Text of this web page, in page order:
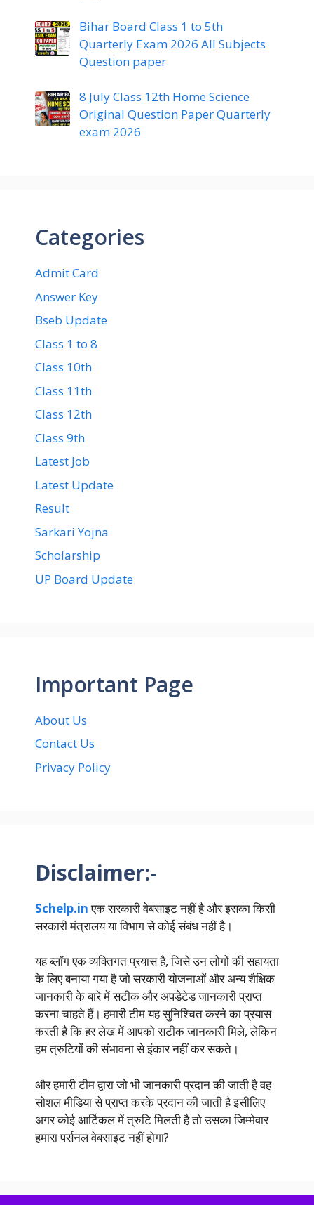
Bihar Board Class 1 to 5th
Quarterly Exam 2026 All Subjects
Question paper
8 July Class 12th Home Science
Original Question Paper Quarterly
exam 2026
Categories
Admit Card
Answer Key
Bseb Update
Class 1 to 8
Class 10th
Class 11th
Class 12th
Class 9th
Latest Job
Latest Update
Result
Sarkari Yojna
Scholarship
UP Board Update
Important Page
About Us
Contact Us
Privacy Policy
Disclaimer:-
Schelp.inएक सरकारी वेबसाइट नहीं है और इसका किसी
सरकारी मंत्रालय या विभाग से कोई संबंध नहीं है।
यह ब्लॉग एक व्यक्तिगत प्रयास है, जिसे उन लोगों की सहायता
के लिए बनाया गया है जो सरकारी योजनाओं और अन्य शैक्षिक
जानकारी के बारे में सटीक और अपडेटेड जानकारी प्राप्त
करना चाहते हैं। हमारी टीम यह सुनिश्चित करने का प्रयास
करती है कि हर लेख में आपको सटीक जानकारी मिले, लेकिन
हम त्रुटियों की संभावना से इंकार नहीं कर सकते।
और हमारी टीम द्वारा जो भी जानकारी प्रदान की जाती है वह
सोशल मीडिया से प्राप्त करके प्रदान की जाती है इसीलिए
अगर कोई आर्टिकल में त्रुटि मिलती है तो उसका जिम्मेवार
हमारा पर्सनल वेबसाइट नहीं होगा?